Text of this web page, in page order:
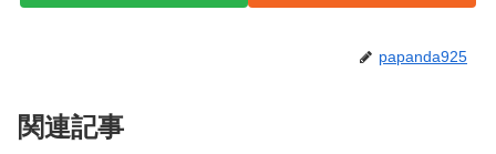
papanda925
関連記事